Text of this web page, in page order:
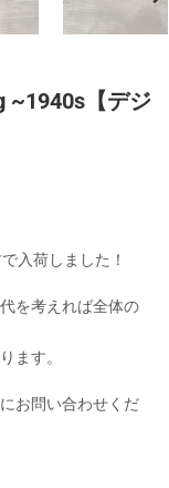
~1940s【デジ
入荷しました！
を考えれば全体の
ます。
お問い合わせくだ